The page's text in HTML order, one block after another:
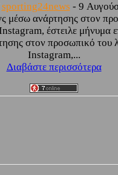
sporting24news - 9
μέσω ανάρτησης στον
έστειλε μήνυμα
στον προσωπικό του
Instagram,...
Διαβάστε περισσότερα